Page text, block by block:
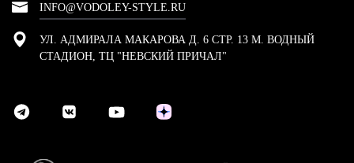
INFO@VODOLEY-STYLE.RU
УЛ. АДМИРАЛА МАКАРОВА Д. 6 СТР. 13 М. ВОДНЫЙ
СТАДИОН, ТЦ "НЕВСКИЙ ПРИЧАЛ"